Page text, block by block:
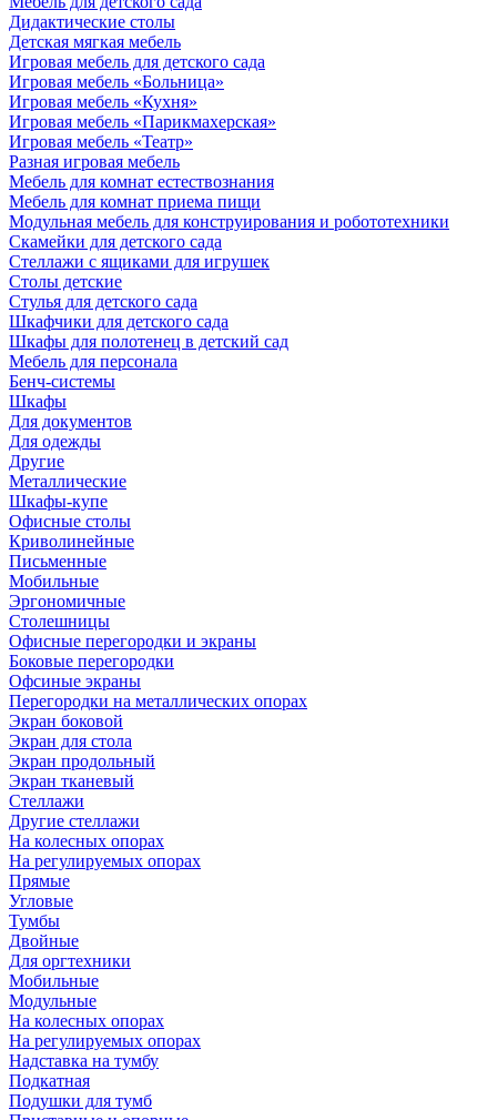
Дидактические столы
Детская мягкая мебель
Игровая мебель для детского сада
Игровая мебель «Больница»
Игровая мебель «Кухня»
Игровая мебель «Парикмахерская»
Игровая мебель «Театр»
Разная игровая мебель
Мебель для комнат естествознания
Мебель для комнат приема пищи
Модульная мебель для конструирования и робототехники
Скамейки для детского сада
Стеллажи с ящиками для игрушек
Столы детские
Стулья для детского сада
Шкафчики для детского сада
Шкафы для полотенец в детский сад
Мебель для персонала
Бенч-системы
Шкафы
Для документов
Для одежды
Другие
Металлические
Шкафы-купе
Офисные столы
Криволинейные
Письменные
Мобильные
Эргономичные
Столешницы
Офисные перегородки и экраны
Боковые перегородки
Офсиные экраны
Перегородки на металлических опорах
Экран боковой
Экран для стола
Экран продольный
Экран тканевый
Стеллажи
Другие стеллажи
На колесных опорах
На регулируемых опорах
Прямые
Угловые
Тумбы
Двойные
Для оргтехники
Мобильные
Модульные
На колесных опорах
На регулируемых опорах
Надставка на тумбу
Подкатная
Подушки для тумб